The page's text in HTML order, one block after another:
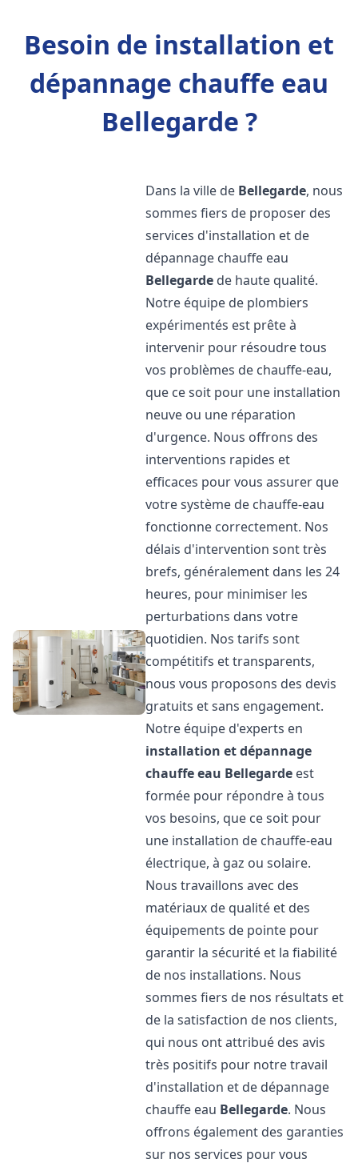
Besoin de installation et
dépannage chauffe eau
Bellegarde ?
Dans la ville de Bellegarde, nous
sommes fiers de proposer des
services d'installation et de
dépannage chauffe eau
Bellegarde de haute qualité.
Notre équipe de plombiers
expérimentés est prête à
intervenir pour résoudre tous
vos problèmes de chauffe-eau,
que ce soit pour une installation
neuve ou une réparation
d'urgence. Nous offrons des
interventions rapides et
efficaces pour vous assurer que
votre système de chauffe-eau
fonctionne correctement. Nos
délais d'intervention sont très
brefs, généralement dans les 24
heures, pour minimiser les
perturbations dans votre
quotidien. Nos tarifs sont
compétitifs et transparents,
nous vous proposons des devis
gratuits et sans engagement.
Notre équipe d'experts en
installation et dépannage
chauffe eau Bellegarde est
formée pour répondre à tous
vos besoins, que ce soit pour
une installation de chauffe-eau
électrique, à gaz ou solaire.
Nous travaillons avec des
matériaux de qualité et des
équipements de pointe pour
garantir la sécurité et la fiabilité
de nos installations. Nous
sommes fiers de nos résultats et
de la satisfaction de nos clients,
qui nous ont attribué des avis
très positifs pour notre travail
d'installation et de dépannage
chauffe eau Bellegarde. Nous
offrons également des garanties
sur nos services pour vous